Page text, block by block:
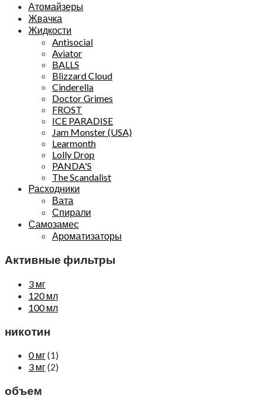
Атомайзеры
Жвачка
Жидкости
Antisocial
Aviator
BALLS
Blizzard Cloud
Cinderella
Doctor Grimes
FROST
ICE PARADISE
Jam Monster (USA)
Learmonth
Lolly Drop
PANDA'S
The Scandalist
Расходники
Вата
Спирали
Самозамес
Ароматизаторы
Активные фильтры
3 мг
120 мл
100 мл
никотин
0 мг(1)
3 мг(2)
объем